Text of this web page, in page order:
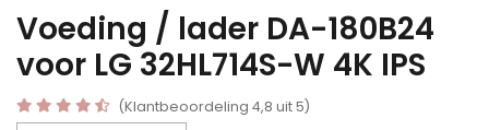
Voeding / lader DA-180B24
voor LG 32HL714S-W 4K IPS
(Klantbeoordeling 4,8 uit 5)